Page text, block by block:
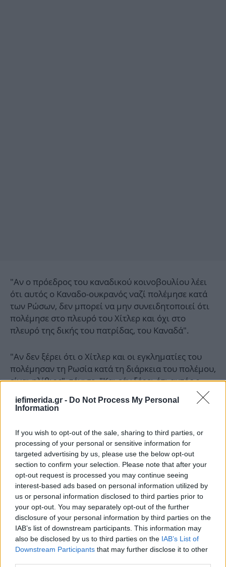
iefimerida.gr - Do Not Process My Personal
Information
If you wish to opt-out of the sale, sharing to third parties, or
processing of your personal or sensitive information for
targeted advertising by us, please use the below opt-out
section to confirm your selection. Please note that after your
opt-out request is processed you may continue seeing
interest-based ads based on personal information utilized by
us or personal information disclosed to third parties prior to
your opt-out. You may separately opt-out of the further
disclosure of your personal information by third parties on the
IAB’s list of downstream participants. This information may
also be disclosed by us to third parties on the IAB’s List of
Downstream Participants that may further disclose it to other
"Αν ο πρόεδρος του καναδικού κοινοβουλίου λέει
ότι αυτός ο Καναδο-ουκρανός ναζί πολέμησε κατά
των Ρώσων, δεν μπορεί να μην συνειδητοποιεί ότι
πολέμησε στο πλευρό του Χίτλερ και όχι στο
πλευρό της δικής του πατρίδας, του Καναδά".
"Αν δεν ξέρει ότι ο Χίτλερ και οι εγκληματίες του
πολέμησαν τη Ρωσία κατά τη διάρκεια του πολέμου,
είναι ηλίθιος", τόνισε. "Και εάν ξέρει ότι αυτός ο
άνδρας πολέμησε στο πλευρό του Χίτλερ και τον
αποκαλεί ήρωα του Καναδά, αυτό είναι ατιμία",
"Είναι απολύτως αηδιαστικό όλος ο κόσμος να
χειροκροτεί αυτόν τον ναζί, κυρίως ο πρόεδρος της
Ουκρανίας που έχει εβραϊκό αίμα στις φλέβες του".
"Ο πρόεδρος της Ουκρανίας σηκώθηκε και
χειροκρότησε έναν ναζί που δολοφόνησε Εβραίους.
Αυτό δεν είναι ένδειξη ναζιστικοποίησης της
Ουκρανίας;".
Οι Ουκρανοί αξιωματούχοι δεν έχουν κάνει κανένα
σχόλιο για το περιστατικό αυτό.